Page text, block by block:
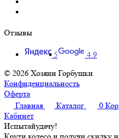
Отзывы
5
4.9
© 2026 Хозяин Горбушки
Конфиденциальность
Оферта
Главная
Каталог 0
Кабинет
Испытайудачу!